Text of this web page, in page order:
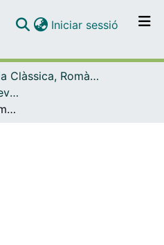
Navega per tot el DD
Iniciar sessió (current)
Filologia Clàssica, Romànica i Semítica
Articles publicats en revistes (Filologia Clàssica, Romànica i Semítica)
Lunar mansions and timekeeping in Western Islam